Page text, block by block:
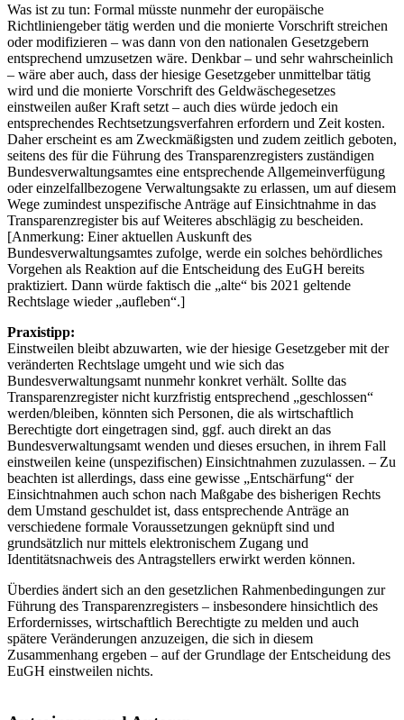
Was ist zu tun: Formal müsste nunmehr der europäische
Richtliniengeber tätig werden und die monierte Vorschrift streichen
oder modifizieren – was dann von den nationalen Gesetzgebern
entsprechend umzusetzen wäre. Denkbar – und sehr wahrscheinlich
– wäre aber auch, dass der hiesige Gesetzgeber unmittelbar tätig
wird und die monierte Vorschrift des Geldwäschegesetzes
einstweilen außer Kraft setzt – auch dies würde jedoch ein
entsprechendes Rechtsetzungsverfahren erfordern und Zeit kosten.
Daher erscheint es am Zweckmäßigsten und zudem zeitlich geboten,
seitens des für die Führung des Transparenzregisters zuständigen
Bundesverwaltungsamtes eine entsprechende Allgemeinverfügung
oder einzelfallbezogene Verwaltungsakte zu erlassen, um auf diesem
Wege zumindest unspezifische Anträge auf Einsichtnahme in das
Transparenzregister bis auf Weiteres abschlägig zu bescheiden.
[Anmerkung: Einer aktuellen Auskunft des
Bundesverwaltungsamtes zufolge, werde ein solches behördliches
Vorgehen als Reaktion auf die Entscheidung des EuGH bereits
praktiziert. Dann würde faktisch die „alte“ bis 2021 geltende
Rechtslage wieder „aufleben“.]
Praxistipp:
Einstweilen bleibt abzuwarten, wie der hiesige Gesetzgeber mit der
veränderten Rechtslage umgeht und wie sich das
Bundesverwaltungsamt nunmehr konkret verhält. Sollte das
Transparenzregister nicht kurzfristig entsprechend „geschlossen“
werden/bleiben, könnten sich Personen, die als wirtschaftlich
Berechtigte dort eingetragen sind, ggf. auch direkt an das
Bundesverwaltungsamt wenden und dieses ersuchen, in ihrem Fall
einstweilen keine (unspezifischen) Einsichtnahmen zuzulassen. – Zu
beachten ist allerdings, dass eine gewisse „Entschärfung“ der
Einsichtnahmen auch schon nach Maßgabe des bisherigen Rechts
dem Umstand geschuldet ist, dass entsprechende Anträge an
verschiedene formale Voraussetzungen geknüpft sind und
grundsätzlich nur mittels elektronischem Zugang und
Identitätsnachweis des Antragstellers erwirkt werden können.
Überdies ändert sich an den gesetzlichen Rahmenbedingungen zur
Führung des Transparenzregisters – insbesondere hinsichtlich des
Erfordernisses, wirtschaftlich Berechtigte zu melden und auch
spätere Veränderungen anzuzeigen, die sich in diesem
Zusammenhang ergeben – auf der Grundlage der Entscheidung des
EuGH einstweilen nichts.